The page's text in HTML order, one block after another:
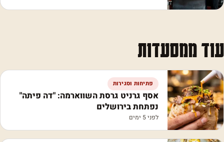
עוד ממסעדות
פתיחות וסגירות
אסף גרניט גרסת השווארמה: "דה פיתה"
נפתחת בירושלים
לפני 5 ימים